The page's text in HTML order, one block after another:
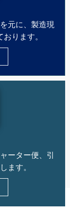
元に、製造現
ります。
ーター便、引
ます。